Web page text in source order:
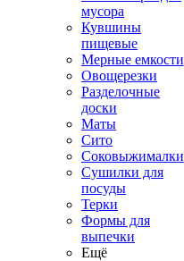
мусора
Кувшины
пищевые
Мерные емкости
Овощерезки
Разделочные
доски
Маты
Сито
Соковыжималки
Сушилки для
посуды
Терки
Формы для
выпечки
Ещё